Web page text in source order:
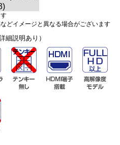
どイメージと異なる場合がございます
細説明あり）